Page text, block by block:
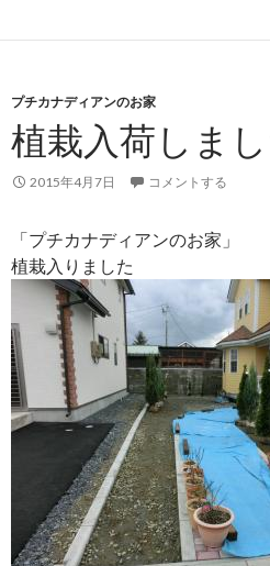
プチカナディアンのお家
植栽入荷しま
2015年4月7日 コメントする
「プチカナディアンのお家」
植栽入りました